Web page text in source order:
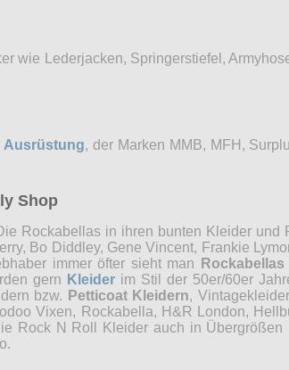
wie Lederjacken, Springerstiefel,
Ausrüstung, der Marken MMB, MFH,
Shop
Rockabellas in ihren bunten Kleider
Bo Diddley, Gene Vincent, Frankie
immer öfter sieht man
Rockabellas
gern Kleider im Stil der 50er/60er
bzw. Petticoat Kleidern,
Vixen, Rockabella, H&R London,
Rock N Roll Kleider auch in